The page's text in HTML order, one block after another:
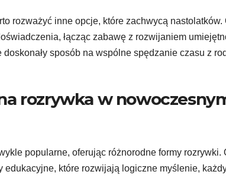
rozważyć inne opcje, które zachwycą nastolatków.
łącząc zabawę z rozwijaniem
sposób na wspólne spędzanie czasu z
rozrywka w
popularne, oferując różnorodne formy rozrywki.
edukacyjne, które rozwijają logiczne myślenie,